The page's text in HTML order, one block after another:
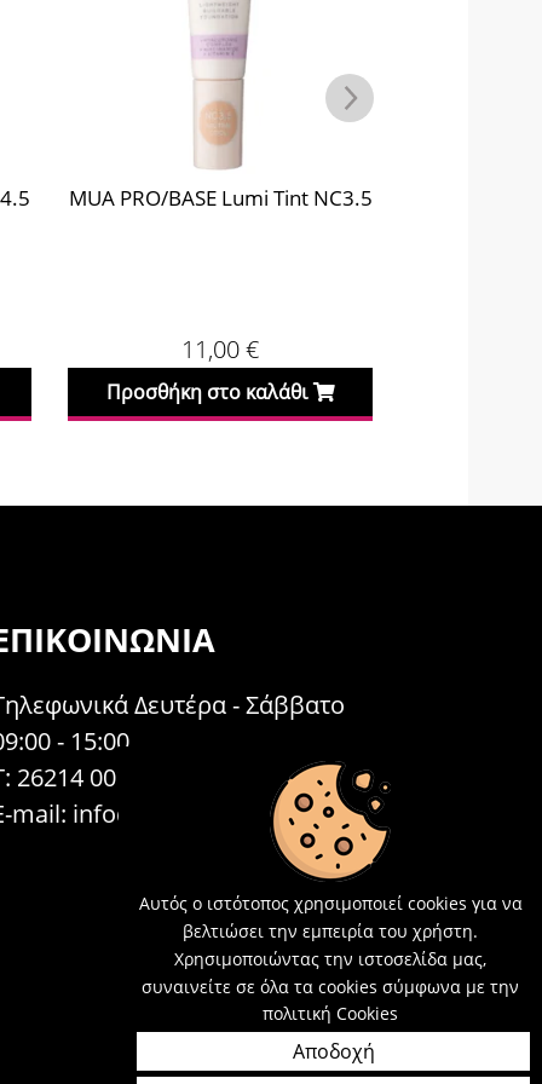
MUA PRO/BASE Lumi Tint NC3.5
11,00€
Προσθήκη στο καλάθι
Δευτέρα - Σάββατο
- 15:00
26214 00104
mail: info@acosmetics.gr
Αυτός ο ιστότοπος χρησιμοποιεί cookies για να
βελτιώσει την εμπειρία του χρήστη.
Χρησιμοποιώντας την ιστοσελίδα μας,
συναινείτε σε όλα τα cookies σύμφωνα με την
πολιτική Cookies
Αποδοχή